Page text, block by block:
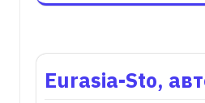
Eurasia-Sto,